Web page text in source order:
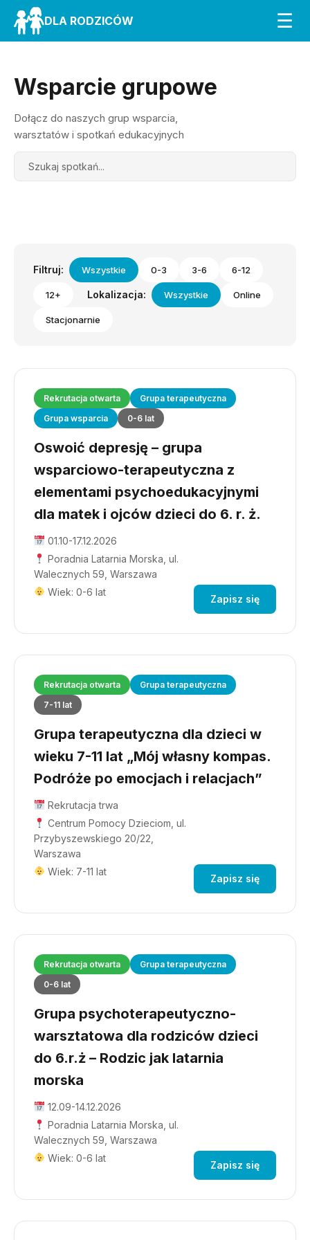
DLA RODZICÓW ☰
Wsparcie grupowe
Dołącz do naszych grup wsparcia,
warsztatów i spotkań edukacyjnych
Search
Filtruj: Wszystkie 0-3 3-6 6-12
12+ Lokalizacja: Wszystkie Online
Stacjonarnie
Rekrutacja otwarta
Grupa terapeutyczna
Grupa wsparcia
0-6 lat
Oswoić depresję – grupa
wsparciowo-terapeutyczna z
elementami psychoedukacyjnymi
dla matek i ojców dzieci do 6. r. ż.
01.10-17.12.2026
Poradnia Latarnia Morska, ul.
Walecznych 59, Warszawa
Wiek: 0-6 lat
Zapisz się
Rekrutacja otwarta
Grupa terapeutyczna
7-11 lat
Grupa terapeutyczna dla dzieci w
wieku 7-11 lat „Mój własny kompas.
Podróże po emocjach i relacjach”
Rekrutacja trwa
Centrum Pomocy Dzieciom, ul.
Przybyszewskiego 20/22,
Warszawa
Wiek: 7-11 lat
Zapisz się
Rekrutacja otwarta
Grupa terapeutyczna
0-6 lat
Grupa psychoterapeutyczno-
warsztatowa dla rodziców dzieci
do 6.r.ż – Rodzic jak latarnia
morska
12.09-14.12.2026
Poradnia Latarnia Morska, ul.
Walecznych 59, Warszawa
Wiek: 0-6 lat
Zapisz się